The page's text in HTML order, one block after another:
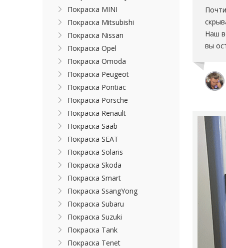
Наш
вы
Покраска MINI
Покраска Mitsubishi
Покраска Nissan
Покраска Opel
Покраска Omoda
Покраска Peugeot
Покраска Pontiac
Покраска Porsche
Покраска Renault
Покраска Saab
Покраска SEAT
Покраска Solaris
Покраска Skoda
Покраска Smart
Покраска SsangYong
Покраска Subaru
Покраска Suzuki
Покраска Tank
Покраска Tenet